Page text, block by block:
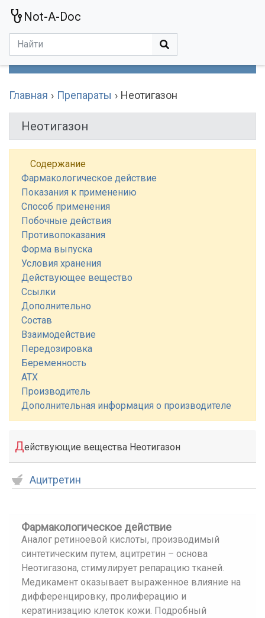
Not-A-Doc
Главная Препараты Неотигазон
Неотигазон
Содержание
Фармакологическое действие
Показания к применению
Способ применения
Побочные действия
Противопоказания
Форма выпуска
Условия хранения
Действующее вещество
Ссылки
Дополнительно
Состав
Взаимодействие
Передозировка
Беременность
АТХ
Производитель
Дополнительная информация о производителе
Действующие вещества Неотигазон
Ацитретин
Фармакологическое действие
Аналог ретиноевой кислоты, производимый
синтетическим путем, ацитретин – основа
Неотигазона, стимулирует репарацию тканей.
Медикамент оказывает выраженное влияние на
дифференцировку, пролиферацию и
кератинизацию клеток кожи. Подробный